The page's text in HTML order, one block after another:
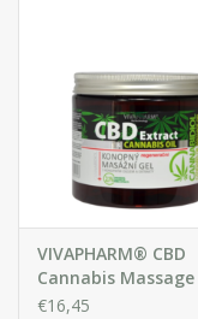
VIVAPHARM® CBD
Cannabis Massage
met Cannabisolie
€16,45